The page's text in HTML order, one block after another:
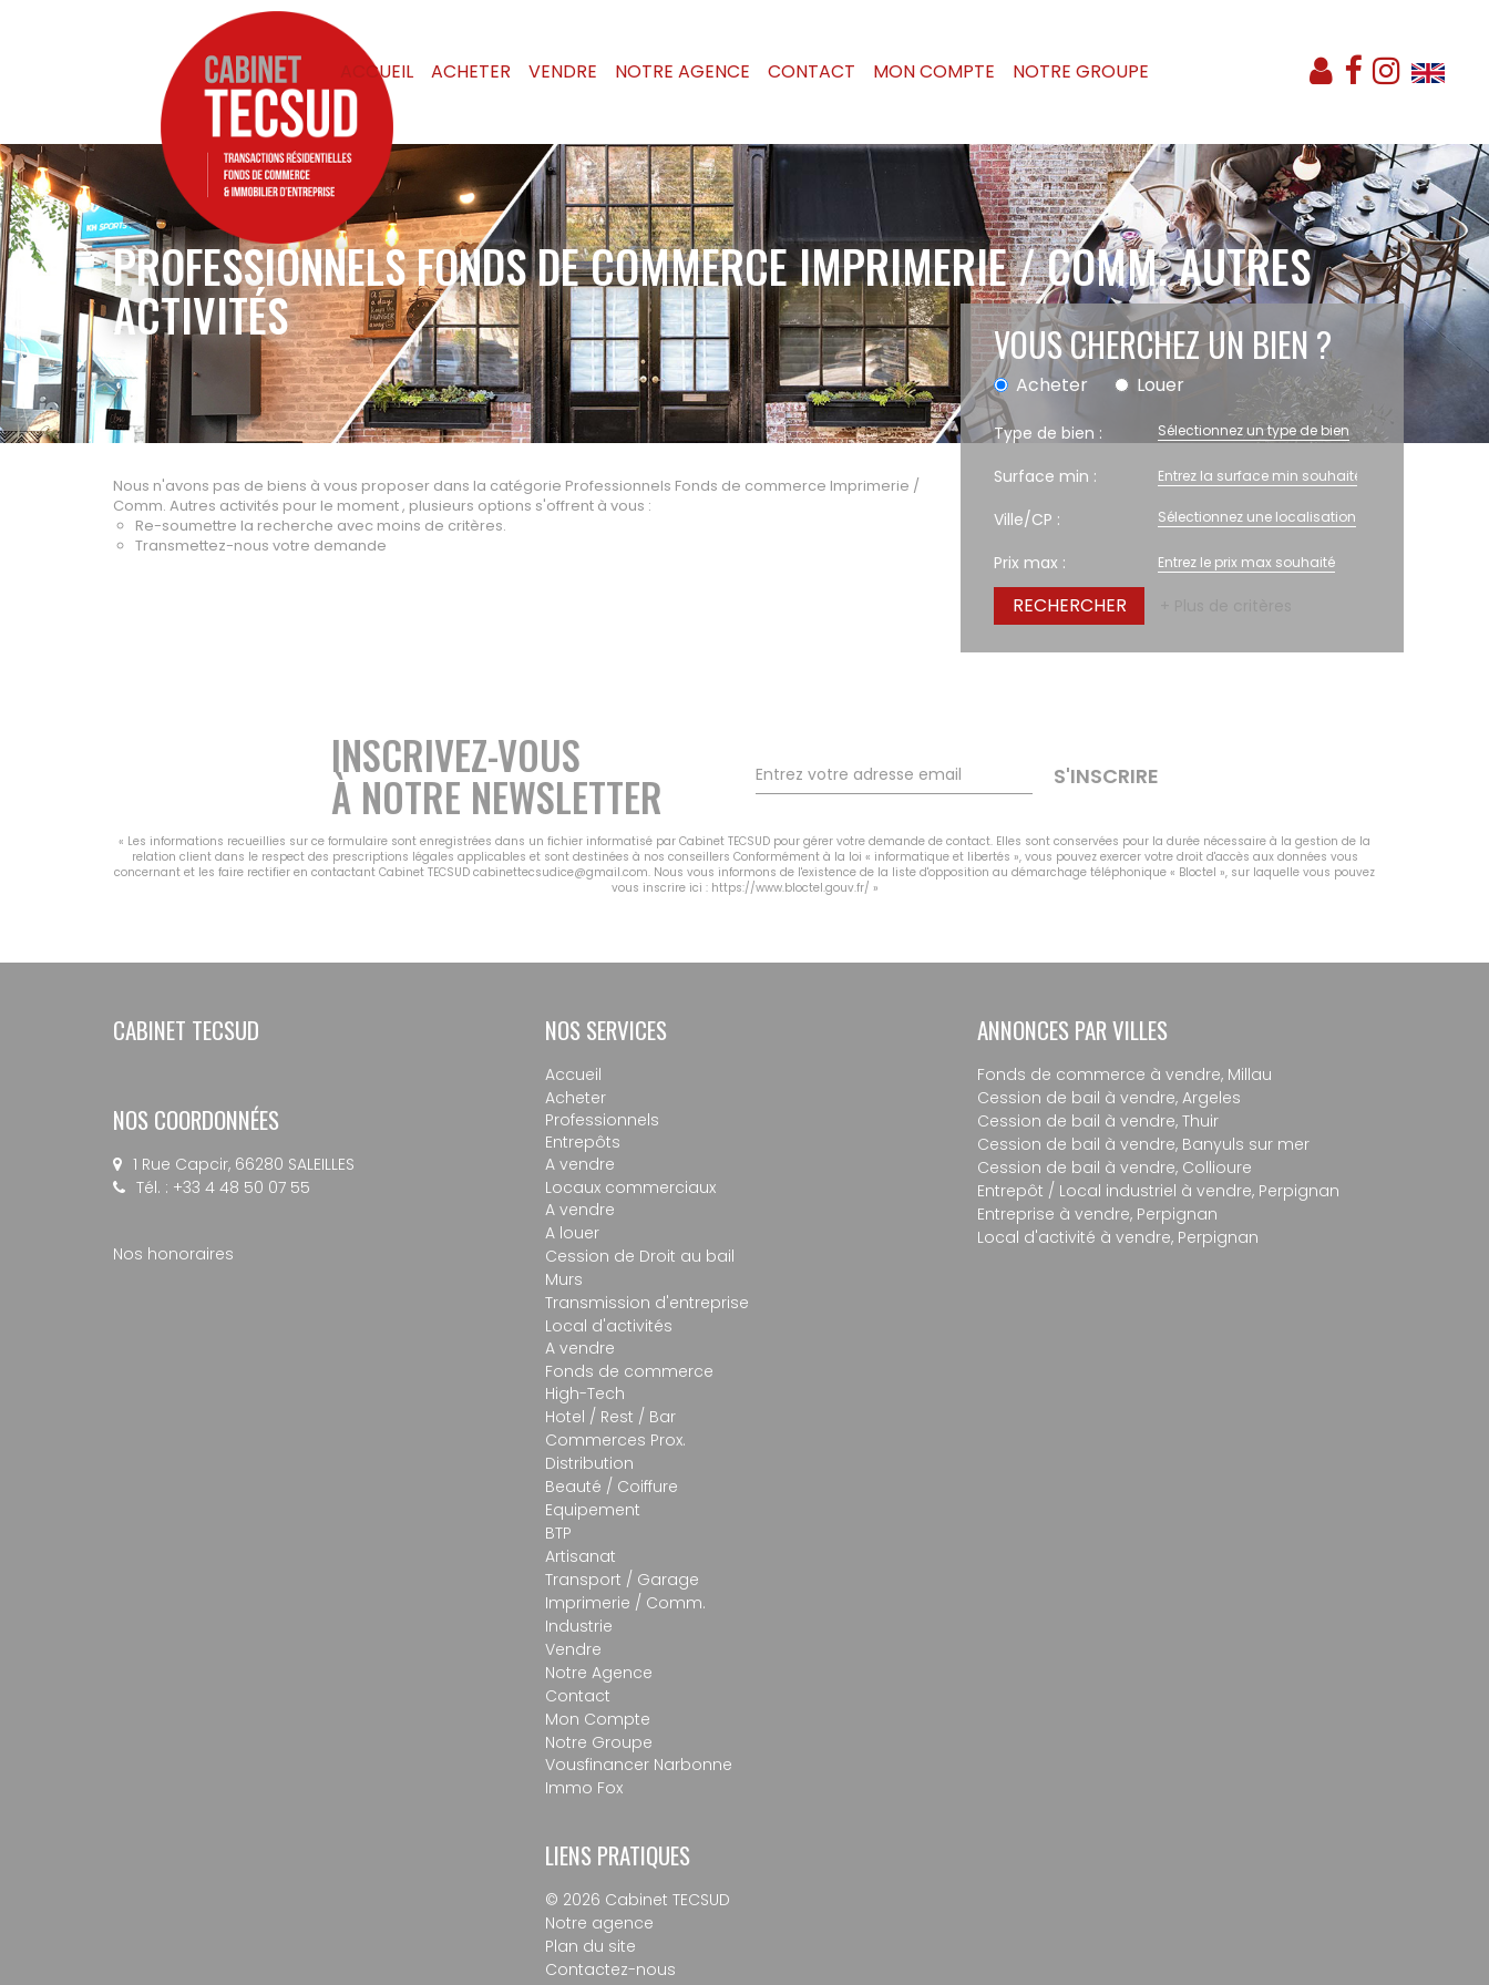
ACCUEIL ACHETER VENDRE NOTRE AGENCE CONTACT MON COMPTE NOTRE GROUPE
PROFESSIONNELS FONDS DE COMMERCE IMPRIMERIE / COMM. AUTRES
ACTIVITÉS VOUS CHERCHEZ UN BIEN ?
Acheter Louer
Type de bien : Sélectionnez un type de bien
Surface min :
Ville/CP :
Sélectionnez une localisation
Prix max :
Nous n'avons pas de biens à vous proposer dans la catégorie Professionnels Fonds de commerce Imprimerie /
Comm. Autres activités pour le moment , plusieurs options s'offrent à vous :
Re-soumettre la recherche avec moins de critères.
Transmettez-nous votre demande
INSCRIVEZ-VOUS
À NOTRE NEWSLETTER S'INSCRIRE
« Les informations recueillies sur ce formulaire sont enregistrées dans un fichier informatisé par Cabinet TECSUD pour gérer votre demande de contact. Elles sont conservées pour la durée nécessaire à la gestion de la
relation client dans le respect des prescriptions légales applicables et sont destinées à nos conseillers Conformément à la loi « informatique et libertés », vous pouvez exercer votre droit d'accès aux données vous
concernant et les faire rectifier en contactant Cabinet TECSUD cabinettecsudice@gmail.com. Nous vous informons de l'existence de la liste d'opposition au démarchage téléphonique « Bloctel », sur laquelle vous pouvez
vous inscrire ici : https://www.bloctel.gouv.fr/ »
CABINET TECSUD
NOS COORDONNÉES
1 Rue Capcir, 66280 SALEILLES
Tél. : +33 4 48 50 07 55
Nos honoraires
NOS SERVICES
Accueil
Acheter
Professionnels
Entrepôts
A vendre
Locaux commerciaux
A vendre
A louer
Cession de Droit au bail
Murs
Transmission d'entreprise
Local d'activités
A vendre
Fonds de commerce
High-Tech
Hotel / Rest / Bar
Commerces Prox.
Distribution
Beauté / Coiffure
Equipement
BTP
Artisanat
Transport / Garage
Imprimerie / Comm.
Industrie
Vendre
Notre Agence
Contact
Mon Compte
Notre Groupe
Vousfinancer Narbonne
Immo Fox
LIENS PRATIQUES
© 2026 Cabinet TECSUD
Notre agence
Plan du site
Contactez-nous
ANNONCES PAR VILLES
Fonds de commerce à vendre, Millau
Cession de bail à vendre, Argeles
Cession de bail à vendre, Thuir
Cession de bail à vendre, Banyuls sur mer
Cession de bail à vendre, Collioure
Entrepôt / Local industriel à vendre, Perpignan
Entreprise à vendre, Perpignan
Local d'activité à vendre, Perpignan